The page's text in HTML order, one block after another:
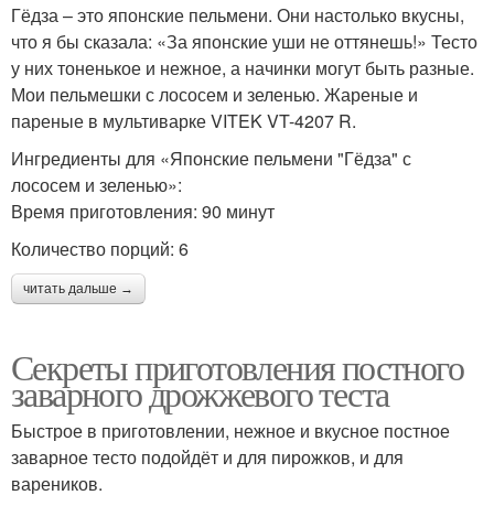
Гёдза – это японские пельмени. Они настолько вкусны,
что я бы сказала: «За японские уши не оттянешь!» Тесто
у них тоненькое и нежное, а начинки могут быть разные.
Мои пельмешки с лососем и зеленью. Жареные и
пареные в мультиварке VITEK VT-4207 R.
Ингредиенты для «Японские пельмени "Гёдза" с
лососем и зеленью»:
Время приготовления: 90 минут
Количество порций: 6
читать дальше →
Секреты приготовления постного
заварного дрожжевого теста
Быстрое в приготовлении, нежное и вкусное постное
заварное тесто подойдёт и для пирожков, и для
вареников.